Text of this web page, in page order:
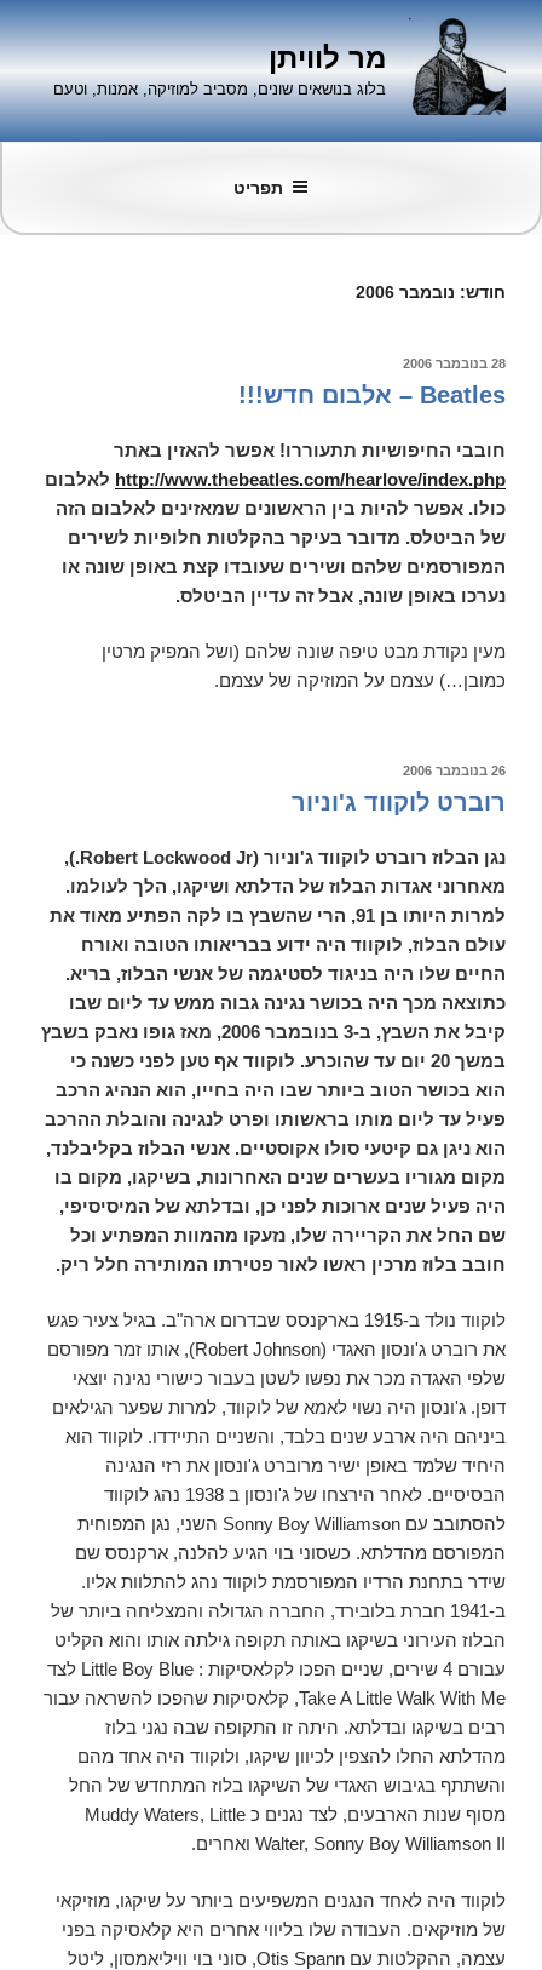
דילוג
לתוכן
מר לוויתן
בלוג בנושאים שונים, מסביב למוזיקה, אמנות, וטעם
תפריט
חודש: נובמבר 2006
פורסם
28 בנובמבר 2006
Beatles – אלבום חדש!!!
חובבי החיפושיות תתעוררו! אפשר להאזין באתר
http://www.thebeatles.com/hearlove/index.php לאלבום
כולו. אפשר להיות בין הראשונים שמאזינים לאלבום הזה
של הביטלס. מדובר בעיקר בהקלטות חלופיות לשירים
המפורסמים שלהם ושירים שעובדו קצת באופן שונה או
נערכו באופן שונה, אבל זה עדיין הביטלס.
מעין נקודת מבט טיפה שונה שלהם (ושל המפיק מרטין
כמובן…) עצמם על המוזיקה של עצמם.
פורסם
26 בנובמבר 2006
רוברט לוקווד ג'וניור
נגן הבלוז רוברט לוקווד ג'וניור (Robert Lockwood Jr.),
מאחרוני אגדות הבלוז של הדלתא ושיקגו, הלך לעולמו.
למרות היותו בן 91, הרי שהשבץ בו לקה הפתיע מאוד את
עולם הבלוז, לוקווד היה ידוע בבריאותו הטובה ואורח
החיים שלו היה בניגוד לסטיגמה של אנשי הבלוז, בריא.
כתוצאה מכך היה בכושר נגינה גבוה ממש עד ליום שבו
קיבל את השבץ, ב-3 בנובמבר 2006, מאז גופו נאבק בשבץ
במשך 20 יום עד שהוכרע. לוקווד אף טען לפני כשנה כי
הוא בכושר הטוב ביותר שבו היה בחייו, הוא הנהיג הרכב
פעיל עד ליום מותו בראשותו ופרט לנגינה והובלת ההרכב
הוא ניגן גם קיטעי סולו אקוסטיים. אנשי הבלוז בקליבלנד,
מקום מגוריו בעשרים שנים האחרונות, בשיקגו, מקום בו
היה פעיל שנים ארוכות לפני כן, ובדלתא של המיסיסיפי,
שם החל את הקריירה שלו, נזעקו מהמוות המפתיע וכל
חובב בלוז מרכין ראשו לאור פטירתו המותירה חלל ריק.
לוקווד נולד ב-1915 בארקנסס שבדרום ארה"ב. בגיל צעיר פגש
את רוברט ג'ונסון האגדי (Robert Johnson), אותו זמר מפורסם
שלפי האגדה מכר את נפשו לשטן בעבור כישורי נגינה יוצאי
דופן. ג'ונסון היה נשוי לאמא של לוקווד, למרות שפער הגילאים
ביניהם היה ארבע שנים בלבד, והשניים התיידדו. לוקווד הוא
היחיד שלמד באופן ישיר מרוברט ג'ונסון את רזי הנגינה
הבסיסיים. לאחר הירצחו של ג'ונסון ב 1938 נהג לוקווד
להסתובב עם Sonny Boy Williamson השני, נגן המפוחית
המפורסם מהדלתא. כשסוני בוי הגיע להלנה, ארקנסס שם
שידר בתחנת הרדיו המפורסמת לוקווד נהג להתלוות אליו.
ב-1941 חברת בלובירד, החברה הגדולה והמצליחה ביותר של
הבלוז העירוני בשיקגו באותה תקופה גילתה אותו והוא הקליט
עבורם 4 שירים, שניים הפכו לקלאסיקות : Little Boy Blue לצד
Take A Little Walk With Me, קלאסיקות שהפכו להשראה עבור
רבים בשיקגו ובדלתא. היתה זו התקופה שבה נגני בלוז
מהדלתא החלו להצפין לכיוון שיקגו, ולוקווד היה אחד מהם
והשתתף בגיבוש האגדי של השיקגו בלוז המתחדש של החל
מסוף שנות הארבעים, לצד נגנים כ Muddy Waters, Little
Walter, Sonny Boy Williamson II ואחרים.
לוקווד היה לאחד הנגנים המשפיעים ביותר על שיקגו, מוזיקאי
של מוזיקאים. העבודה שלו בליווי אחרים היא קלאסיקה בפני
עצמה, ההקלטות עם Otis Spann, סוני בוי וויליאמסון, ליטל